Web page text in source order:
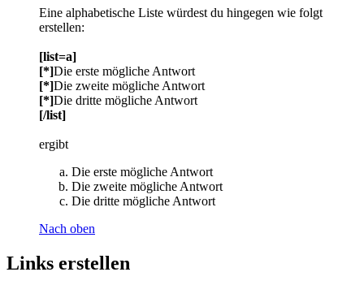
Eine alphabetische Liste würdest du hingegen wie folgt
erstellen:
[list=a]
[*]Die erste mögliche Antwort
[*]Die zweite mögliche Antwort
[*]Die dritte mögliche Antwort
[/list]
ergibt
Die erste mögliche Antwort
Die zweite mögliche Antwort
Die dritte mögliche Antwort
Nach oben
Links erstellen